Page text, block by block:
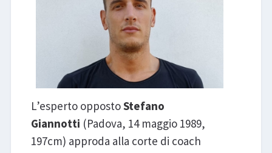
L’esperto oppostoStefano
Giannotti (Padova, 14 maggio 1989,
197cm) approda alla corte di coach